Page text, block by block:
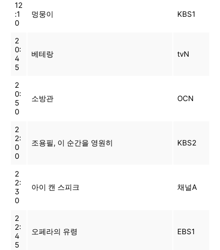
12
:1
0
멍뭉이 KBS1
2
0:
4
5
베테랑 tvN
2
0:
5
0
소방관 OCN
2
2:
0
0
조용필, 이 순간을 영원히 KBS2
2
2:
3
0
아이 캔 스피크 채널A
2
2:
4
5
오페라의 유령 EBS1